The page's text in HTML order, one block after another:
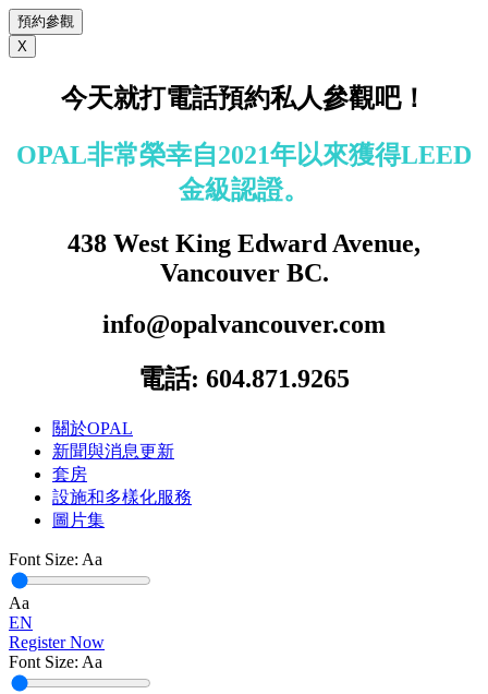
預約參觀
X
今天就打電話預約私人參觀吧！
OPAL非常榮幸自2021年以來獲得LEED
金級認證。
438 West King Edward Avenue,
Vancouver BC.
info@opalvancouver.com
電話: 604.871.9265
關於OPAL
新聞與消息更新
套房
設施和多樣化服務
圖片集
Font Size: Aa
Aa
EN
Register Now
Font Size: Aa